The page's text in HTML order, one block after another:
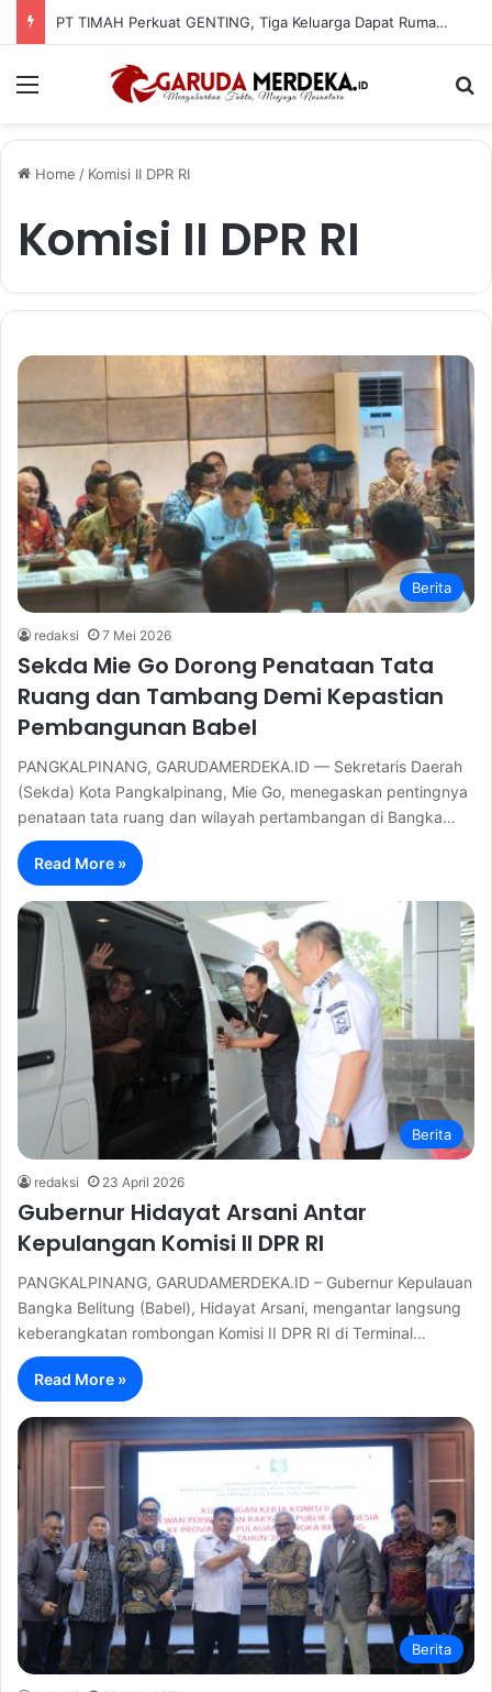
PT TIMAH Perkuat GENTING, Tiga Keluarga Dapat Rumah Layak Huni
Menu
Home / Komisi II DPR RI
Komisi II DPR RI
Berita
redaksi 7 Mei 2026
Sekda Mie Go Dorong Penataan Tata
Ruang dan Tambang Demi Kepastian
Pembangunan Babel
PANGKALPINANG, GARUDAMERDEKA.ID — Sekretaris Daerah
(Sekda) Kota Pangkalpinang, Mie Go, menegaskan pentingnya
penataan tata ruang dan wilayah pertambangan di Bangka…
Read More »
Berita
redaksi 23 April 2026
Gubernur Hidayat Arsani Antar
Kepulangan Komisi II DPR RI
PANGKALPINANG, GARUDAMERDEKA.ID – Gubernur Kepulauan
Bangka Belitung (Babel), Hidayat Arsani, mengantar langsung
keberangkatan rombongan Komisi II DPR RI di Terminal…
Read More »
Berita